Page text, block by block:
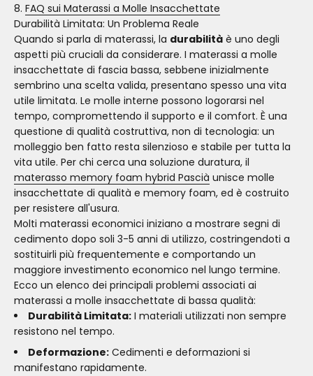
FAQ sui Materassi a Molle Insacchettate
Durabilità Limitata: Un Problema Reale
Quando si parla di materassi, la durabilità è uno degli
aspetti più cruciali da considerare. I materassi a molle
insacchettate di fascia bassa, sebbene inizialmente
sembrino una scelta valida, presentano spesso una vita
utile limitata. Le molle interne possono logorarsi nel
tempo, compromettendo il supporto e il comfort. È una
questione di qualità costruttiva, non di tecnologia: un
molleggio ben fatto resta silenzioso e stabile per tutta la
vita utile. Per chi cerca una soluzione duratura, il
materasso memory foam hybrid Pascià unisce molle
insacchettate di qualità e memory foam, ed è costruito
per resistere all'usura.
Molti materassi economici iniziano a mostrare segni di
cedimento dopo soli 3-5 anni di utilizzo, costringendoti a
sostituirli più frequentemente e comportando un
maggiore investimento economico nel lungo termine.
Ecco un elenco dei principali problemi associati ai
materassi a molle insacchettate di bassa qualità:
Durabilità Limitata: I materiali utilizzati non sempre
resistono nel tempo.
Deformazione: Cedimenti e deformazioni si
manifestano rapidamente.